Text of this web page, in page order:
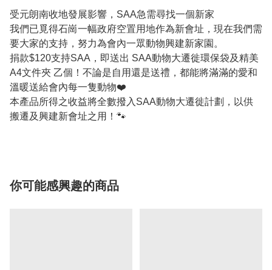
受元朗南收地發展影響，SAA急需尋找一個新家
我們已覓得石崗一幅政府空置用地作為新會址，現在我們需
要大家的支持，努力為會內一眾動物興建新家園。
捐款$120支持SAA，即送出 SAA動物大遷徙環保袋及精美
A4文件夾 乙個！不論是自用還是送禮，都能將滿滿的愛和
溫暖送給會內每一隻動物❤️
本產品所得之收益將全數撥入SAA動物大遷徙計劃，以供
搬遷及興建新會址之用！🐾
你可能感興趣的商品